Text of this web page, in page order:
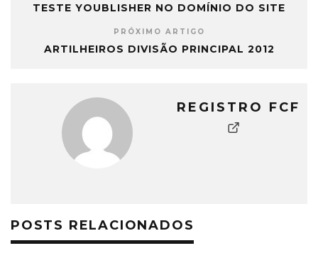
TESTE YOUBLISHER NO DOMÍNIO DO SITE
PRÓXIMO ARTIGO
ARTILHEIROS DIVISÃO PRINCIPAL 2012
REGISTRO FCF
POSTS RELACIONADOS